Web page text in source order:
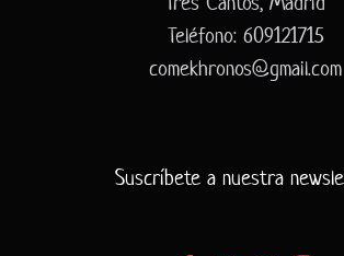
Teléfono: 609121715
comekhronos@gmail.com
Suscríbete a nuestra